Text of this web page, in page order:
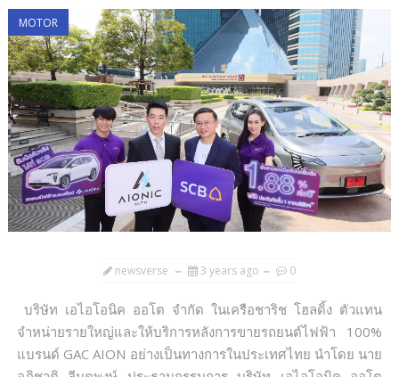
MOTOR
newsverse 3 years ago 0
บริษัท เอไอโอนิค ออโต จำกัด ในเครือชาริช โฮลดิ้ง ตัวแทน
จำหน่ายรายใหญ่และให้บริการหลังการขายรถยนต์ไฟฟ้า 100%
แบรนด์ GAC AION อย่างเป็นทางการในประเทศไทย นำโดย นาย